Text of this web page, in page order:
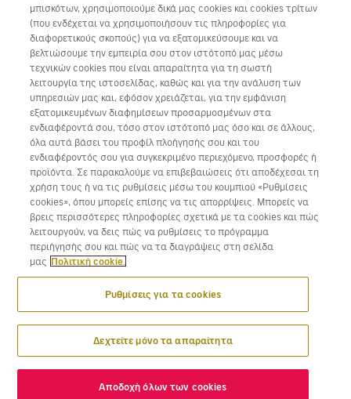
Συνεργάσου μαζί μας
Κατέβασε την εφαρμογή της Volotea για iOS και Android
μπισκότων, χρησιμοποιούμε δικά μας cookies και cookies τρίτων
(που ενδέχεται να χρησιμοποιήσουν τις πληροφορίες για
διαφορετικούς σκοπούς) για να εξατομικεύσουμε και να
βελτιώσουμε την εμπειρία σου στον ιστότοπό μας μέσω
τεχνικών cookies που είναι απαραίτητα για τη σωστή
λειτουργία της ιστοσελίδας, καθώς και για την ανάλυση των
υπηρεσιών μας και, εφόσον χρειάζεται, για την εμφάνιση
εξατομικευμένων διαφημίσεων προσαρμοσμένων στα
ενδιαφέροντά σου, τόσο στον ιστότοπό μας όσο και σε άλλους,
όλα αυτά βάσει του προφίλ πλοήγησής σου και του
ενδιαφέροντός σου για συγκεκριμένο περιεχόμενο, προσφορές ή
προϊόντα. Σε παρακαλούμε να επιβεβαιώσεις ότι αποδέχεσαι τη
χρήση τους ή να τις ρυθμίσεις μέσω του κουμπιού «Ρυθμίσεις
cookies», όπου μπορείς επίσης να τις απορρίψεις. Μπορείς να
βρεις περισσότερες πληροφορίες σχετικά με τα cookies και πώς
λειτουργούν, να δεις πώς να ρυθμίσεις το πρόγραμμα
περιήγησής σου και πώς να τα διαγράψεις στη σελίδα
μας Πολιτική cookie.
Ρυθμίσεις για τα cookies
Δεχτείτε μόνο τα απαραίτητα
Αποδοχή όλων των cookies